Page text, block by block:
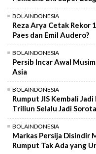
BOLAINDONESIA
Reza Arya Cetak Rekor
Paes dan Emil Audero?
BOLAINDONESIA
Persib Incar Awal
Asia
BOLAINDONESIA
Rumput JIS Kembali
Triliun Selalu Jadi
BOLAINDONESIA
Markas Persija Disindir
Rumput Tak Ada yang